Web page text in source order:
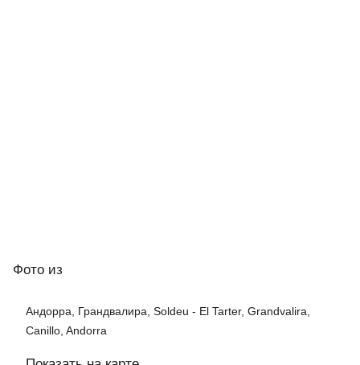
Фото из
Андорра, Грандвалира, Soldeu - El Tarter, Grandvalira,
Canillo, Andorra